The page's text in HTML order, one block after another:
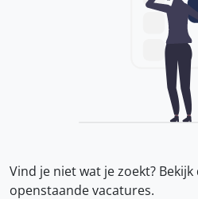
Vind je niet wat je zoekt?
openstaande vacatures.